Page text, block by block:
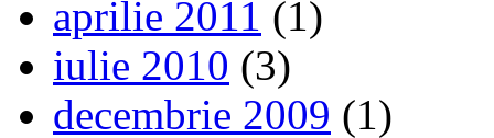
aprilie 2011 (1)
iulie 2010 (3)
decembrie 2009 (1)